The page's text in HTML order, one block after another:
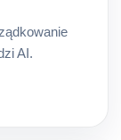
AI.